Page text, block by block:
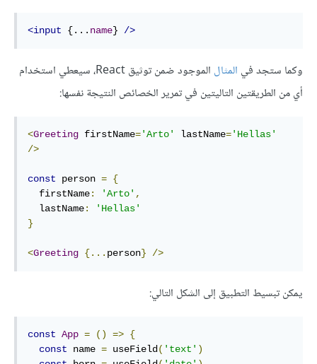
<input {... name} />
وكما ستجد في المثال
الموجود ضمن توثيق React، سيعطي استخدام
أي من الطريقتين التاليتين في تمرير الخصائص النتيجة نفسها:
<Greeting firstName='Arto' lastName='Hellas'
/>
const person = {
  firstName
: 'Arto' ,
  lastName
:
'Hellas'
}
<Greeting {... person} />
يمكن تبسيط التطبيق إلى الشكل التالي:
const App = () => {
const name = useField ( 'text' )